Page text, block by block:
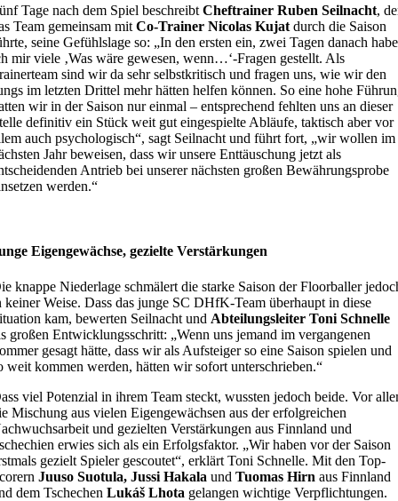
Tage nach dem Spiel beschreibtCheftrainer Ruben Seilnacht,
Team gemeinsam mitCo-Trainer Nicolas Kujat durch die Saison
seine Gefühlslage so: „In den ersten ein, zwei Tagen danach habe
mir viele ‚Was wäre gewesen, wenn…‘-Fragen gestellt. Als
sind wir da sehr selbstkritisch und fragen uns, wie wir den
im letzten Drittel mehr hätten helfen können. So eine hohe
wir in der Saison nur einmal – entsprechend fehlten uns an dieser
definitiv ein Stück weit gut eingespielte Abläufe, taktisch aber vor
auch psychologisch“, sagt Seilnacht und führt fort, „wir wollen im
Jahr beweisen, dass wir unsere Enttäuschung jetzt als
Antrieb bei unserer nächsten großen Bewährungsprobe
werden.“
Eigengewächse, gezielte Verstärkungen
knappe Niederlage schmälert die starke Saison der Floorballer
keiner Weise. Dass das junge SC DHfK-Team überhaupt in diese
kam, bewerten Seilnacht und Abteilungsleiter Toni Schnelle
großen Entwicklungsschritt: „Wenn uns jemand im vergangenen
gesagt hätte, dass wir als Aufsteiger so eine Saison spielen und
weit kommen werden, hätten wir sofort unterschrieben.“
viel Potenzial in ihrem Team steckt, wussten jedoch beide. Vor
Mischung aus vielen Eigengewächsen aus der erfolgreichen
und gezielten Verstärkungen aus Finnland und
erwies sich als ein Erfolgsfaktor. „Wir haben vor der Saison
gezielt Spieler gescoutet“, erklärt Toni Schnelle. Mit den Top-
Juuso Suotula, Jussi Hakala undTuomas Hirn aus Finnland
dem TschechenLukáš Lhota gelangen wichtige Verpflichtungen.